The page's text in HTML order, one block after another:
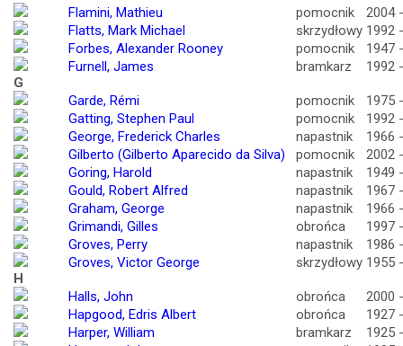
Flamini, Mathieu
pomocnik
2004
Flatts, Mark Michael
skrzydłowy 1992
Forbes, Alexander Rooney
pomocnik
1947
Furnell, James
bramkarz
1992
G
Garde, Rémi
pomocnik
1975
Gatting, Stephen Paul
pomocnik
1992
George, Frederick Charles
napastnik
1966
Gilberto (Gilberto Aparecido da Silva)
pomocnik
2002
Goring, Harold
napastnik
1949
Gould, Robert Alfred
napastnik
1967
Graham, George
napastnik
1966
Grimandi, Gilles
obrońca
1997
Groves, Perry
napastnik
1986
Groves, Victor George
skrzydłowy 1955
H
Halls, John
obrońca
2000
Hapgood, Edris Albert
obrońca
1927
Harper, William
bramkarz
1925